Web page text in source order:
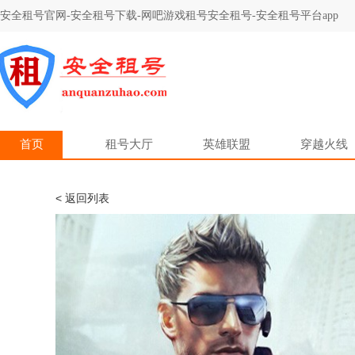
安全租号官网-安全租号下载-网吧游戏租号安全租号-安全租号平台app
首页 租号大厅 英雄联盟 穿越火线
< 返回列表